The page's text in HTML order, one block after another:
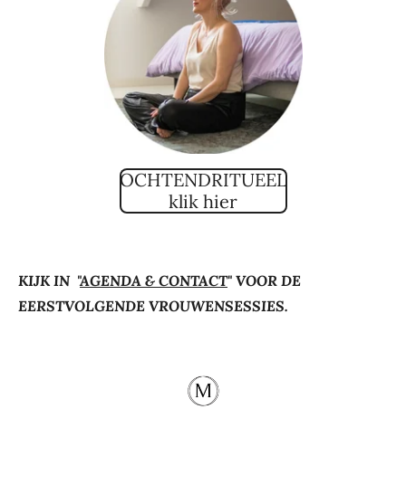
OCHTENDRITUEEL
klik hier
KIJK IN "AGENDA & CONTACT" VOOR DE
EERSTVOLGENDE VROUWENSESSIES.